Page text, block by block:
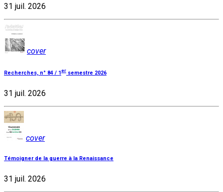
31 juil. 2026
cover
Recherches, n° 84 / 1er semestre 2026
31 juil. 2026
cover
Témoigner de la guerre à la Renaissance
31 juil. 2026